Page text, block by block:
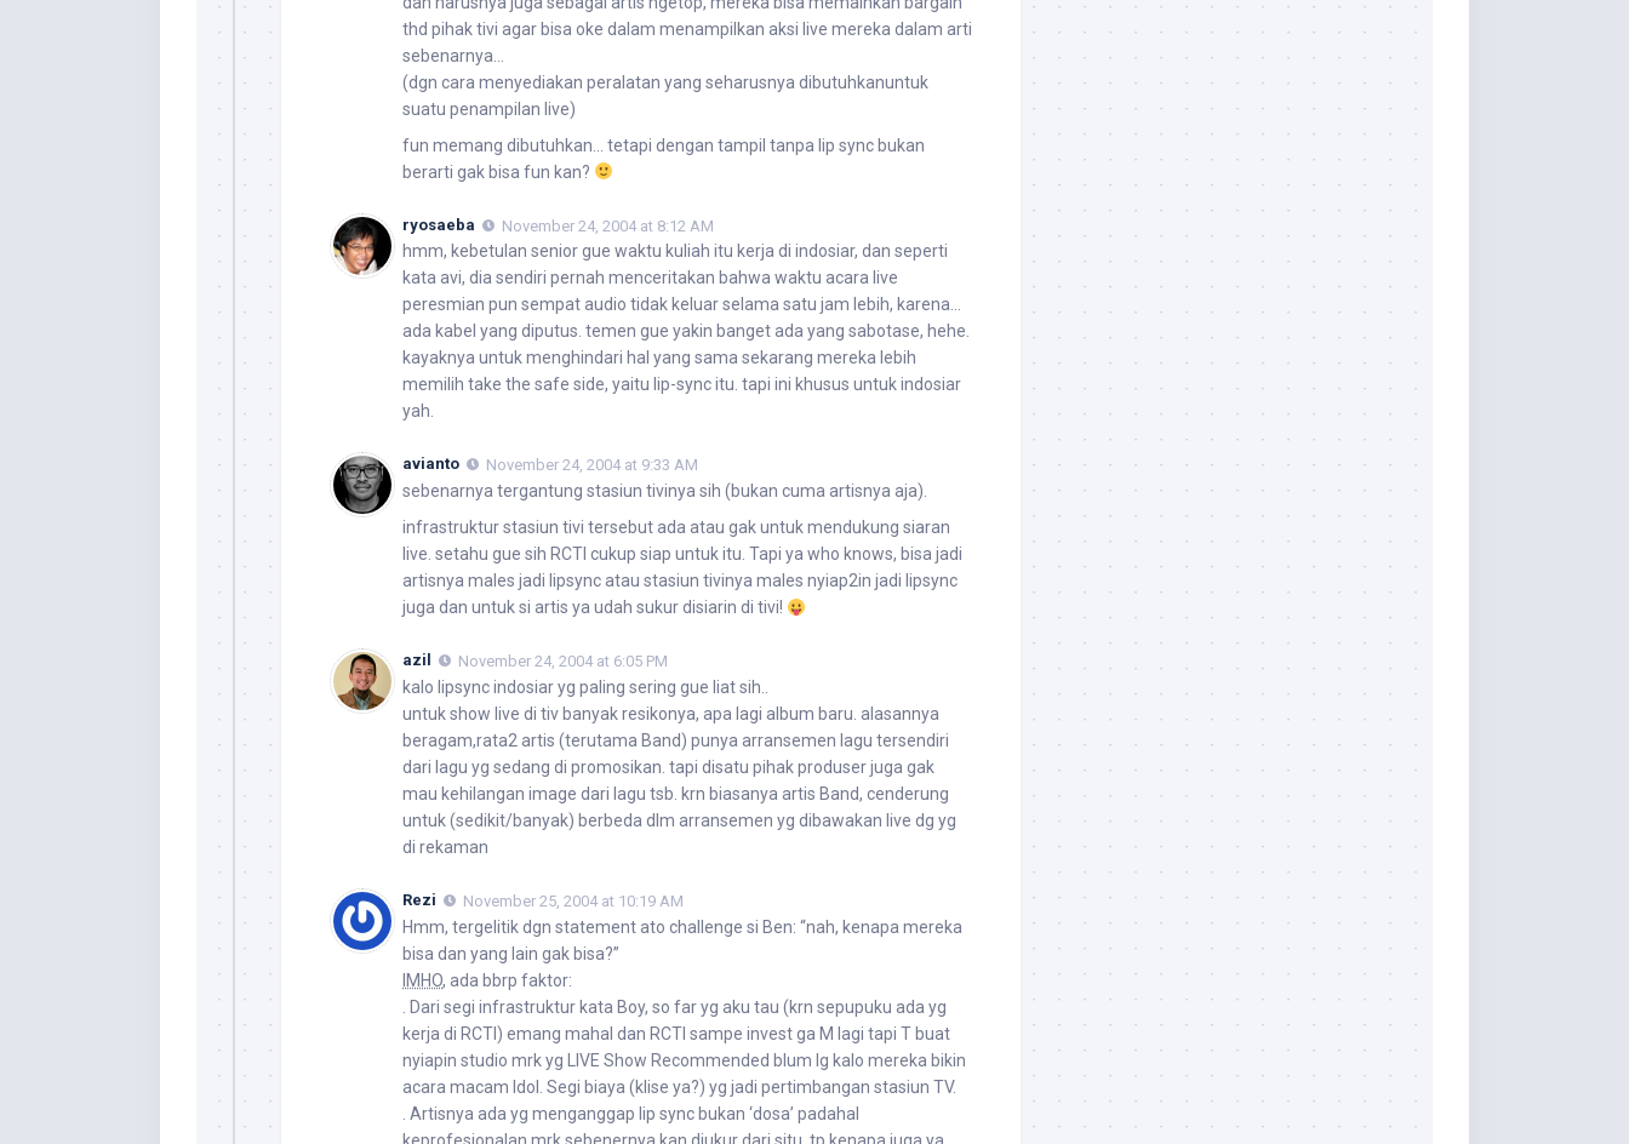
thd pihak tivi agar bisa oke dalam menampilkan aksi live mereka dalam arti
sebenarnya…
(dgn cara menyediakan peralatan yang seharusnya dibutuhkanuntuk
suatu penampilan live)
fun memang dibutuhkan… tetapi dengan tampil tanpa lip sync bukan
berarti gak bisa fun kan?
ryosaeba November 24, 2004 at 8:12 AM
hmm, kebetulan senior gue waktu kuliah itu kerja di indosiar, dan seperti
kata avi, dia sendiri pernah menceritakan bahwa waktu acara live
peresmian pun sempat audio tidak keluar selama satu jam lebih, karena…
ada kabel yang diputus. temen gue yakin banget ada yang sabotase, hehe.
kayaknya untuk menghindari hal yang sama sekarang mereka lebih
memilih take the safe side, yaitu lip-sync itu. tapi ini khusus untuk indosiar
yah.
avianto November 24, 2004 at 9:33 AM
sebenarnya tergantung stasiun tivinya sih (bukan cuma artisnya aja).
infrastruktur stasiun tivi tersebut ada atau gak untuk mendukung siaran
live. setahu gue sih RCTI cukup siap untuk itu. Tapi ya who knows, bisa jadi
artisnya males jadi lipsync atau stasiun tivinya males nyiap2in jadi lipsync
juga dan untuk si artis ya udah sukur disiarin di tivi!
azil November 24, 2004 at 6:05 PM
kalo lipsync indosiar yg paling sering gue liat sih..
untuk show live di tiv banyak resikonya, apa lagi album baru. alasannya
beragam,rata2 artis (terutama Band) punya arransemen lagu tersendiri
dari lagu yg sedang di promosikan. tapi disatu pihak produser juga gak
mau kehilangan image dari lagu tsb. krn biasanya artis Band, cenderung
untuk (sedikit/banyak) berbeda dlm arransemen yg dibawakan live dg yg
di rekaman
Rezi November 25, 2004 at 10:19 AM
Hmm, tergelitik dgn statement ato challenge si Ben: “nah, kenapa mereka
bisa dan yang lain gak bisa?”
IMHO, ada bbrp faktor:
. Dari segi infrastruktur kata Boy, so far yg aku tau (krn sepupuku ada yg
kerja di RCTI) emang mahal dan RCTI sampe invest ga M lagi tapi T buat
nyiapin studio mrk yg LIVE Show Recommended blum lg kalo mereka bikin
acara macam Idol. Segi biaya (klise ya?) yg jadi pertimbangan stasiun TV.
. Artisnya ada yg menganggap lip sync bukan ‘dosa’ padahal
keprofesionalan mrk sebenernya kan diukur dari situ, tp kenapa juga ya